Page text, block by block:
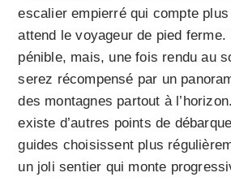
escalier empierré qui compte
attend le voyageur de pied ferme.
pénible, mais, une fois rendu au
serez récompensé par un
des montagnes partout à
existe d’autres points de
guides choisissent plus
un joli sentier qui monte